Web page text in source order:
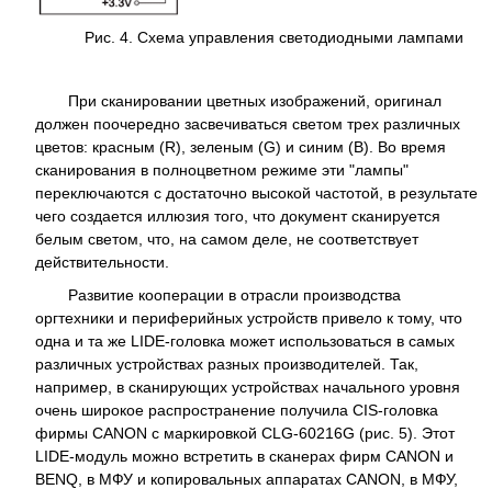
Рис. 4. Схема управления светодиодными лампами
При сканировании цветных изображений, оригинал
должен поочередно засвечиваться светом трех различных
цветов: красным (R), зеленым (G) и синим (B). Во время
сканирования в полноцветном режиме эти "лампы"
переключаются с достаточно высокой частотой, в результате
чего создается иллюзия того, что документ сканируется
белым светом, что, на самом деле, не соответствует
действительности.
Развитие кооперации в отрасли производства
оргтехники и периферийных устройств привело к тому, что
одна и та же LIDE-головка может использоваться в самых
различных устройствах разных производителей. Так,
например, в сканирующих устройствах начального уровня
очень широкое распространение получила CIS-головка
фирмы CANON с маркировкой CLG-60216G (рис. 5). Этот
LIDE-модуль можно встретить в сканерах фирм CANON и
BENQ, в МФУ и копировальных аппаратах CANON, в МФУ,